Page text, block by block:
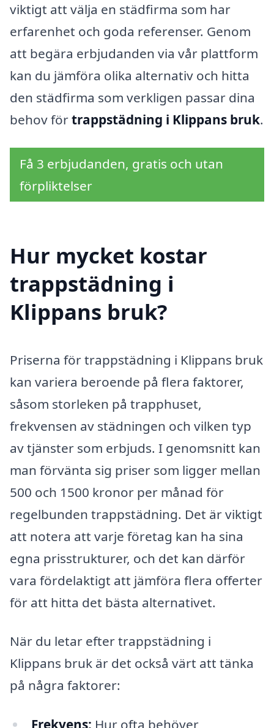
viktigt att välja en städfirma som har
erfarenhet och goda referenser. Genom
att begära erbjudanden via vår plattform
kan du jämföra olika alternativ och hitta
den städfirma som verkligen passar dina
behov förtrappstädning i Klippans bruk.
Få 3 erbjudanden, gratis och utan
förpliktelser
Hur mycket kostar
trappstädning i
Klippans bruk?
Priserna för trappstädning i Klippans bruk
kan variera beroende på flera faktorer,
såsom storleken på trapphuset,
frekvensen av städningen och vilken typ
av tjänster som erbjuds. I genomsnitt kan
man förvänta sig priser som ligger mellan
500 och 1500 kronor per månad för
regelbunden trappstädning. Det är viktigt
att notera att varje företag kan ha sina
egna prisstrukturer, och det kan därför
vara fördelaktigt att jämföra flera offerter
för att hitta det bästa alternativet.
När du letar efter trappstädning i
Klippans bruk är det också värt att tänka
på några faktorer:
Frekvens: Hur ofta behöver